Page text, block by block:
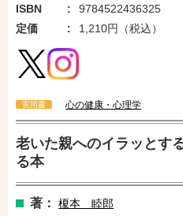
ISBN
9784522436325
定価
1,210円（税込）
実用書 心の健康・心理学
老いた親へのイラッとす
る本
著： 榎本 睦郎